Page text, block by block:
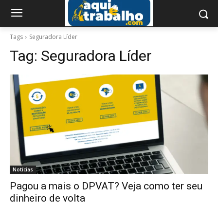
Tags Seguradora Líder
Tag: Seguradora Líder
Notícias
Pagou a mais o DPVAT? Veja como ter seu
dinheiro de volta